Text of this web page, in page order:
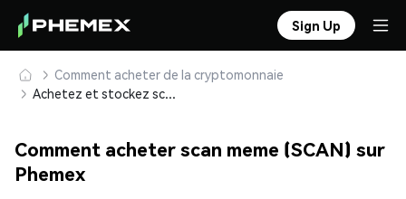
Sign Up
Comment acheter de la cryptomonnaie
Achetez et stockez scan meme (SCAN) en toute sécurité
Comment acheter scan meme (SCAN) sur
Phemex